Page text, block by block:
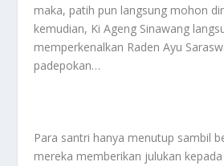
maka, patih pun langsung mohon
kemudian, Ki Ageng Sinawang
memperkenalkan Raden Ayu
padepokan…
Para santri hanya menutup sambil
mereka memberikan julukan kepada